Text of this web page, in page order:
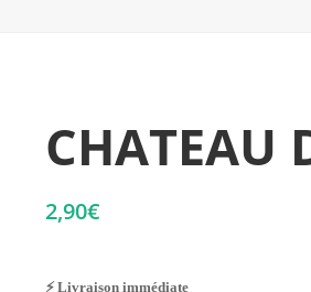
CHATEAU
2,90€
⚡ Livraison immédiate